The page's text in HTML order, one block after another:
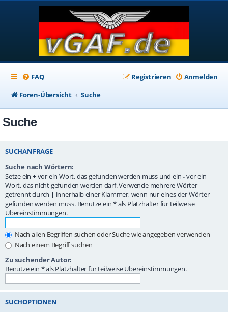
FAQ Anmelden
Registrieren
Foren-Übersicht
Suche
Suche
SUCHANFRAGE
Suche nach Wörtern:
Setze ein +vor ein Wort, das gefunden werden muss und ein-vor ein
Wort, das nicht gefunden werden darf. Verwende mehrere Wörter
getrennt durch | innerhalb einer Klammer, wenn nur eines der Wörter
gefunden werden muss. Benutze ein * als Platzhalter für teilweise
Übereinstimmungen.
Nach allen Begriffen suchen oder Suche wie angegeben verwenden
Nach einem Begriff suchen
Zu suchender Autor:
Benutze ein * als Platzhalter für teilweise Übereinstimmungen.
SUCHOPTIONEN